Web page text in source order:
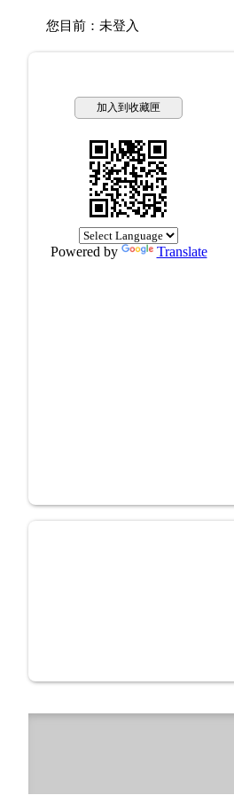
您目前： 未登入
加入到收藏匣
Powered by Translate